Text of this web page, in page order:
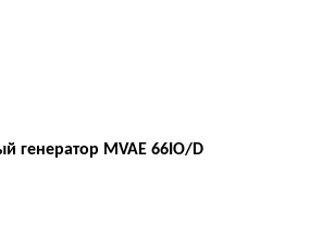
генератор MVAE 66IO/D